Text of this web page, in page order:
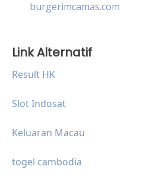
burgerimcamas.com
Link Alternatif
Result HK
Slot Indosat
Keluaran Macau
togel cambodia